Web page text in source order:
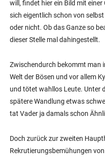
will, findet hier ein Bild mit
sich eigentlich schon von
oder nicht. Ob das Ganze so
dieser Stelle mal dahingestellt.
Zwischendurch bekommt man
Welt der Bösen und vor allem
und tötet wahllos Leute. Unter
spätere Wandlung etwas
tat Vader ja damals schon
Doch zurück zur zweiten
Rekrutierungsbemühungen